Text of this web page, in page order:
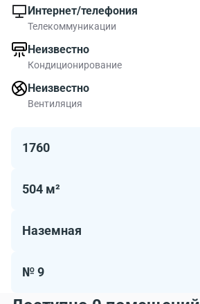
Интернет/телефония
Телекоммуникации
Неизвестно
Кондиционирование
Неизвестно
Вентиляция
1760
504 м²
Наземная
№ 9